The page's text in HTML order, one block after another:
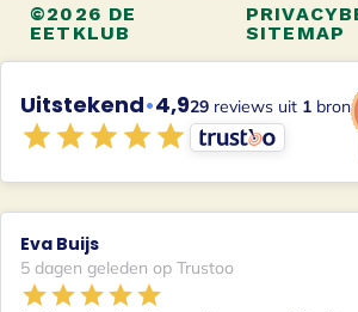
©2026 DE
EETKLUB
SITEMAP
Uitstekend•4,929 reviews uit 1 bron
Eva Buijs
5 dagen geleden op Trustoo